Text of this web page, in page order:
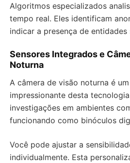
Algoritmos especializados
tempo real. Eles identificam
indicar a presença de entidades
Sensores Integrados e
Noturna
A câmera de visão noturna é
impressionante desta
investigações em ambientes
funcionando como binóculos
Você pode ajustar a
individualmente. Esta